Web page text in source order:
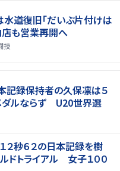
水道復旧「だいぶ片付けは
店も営業再開へ
技
記録保持者の久保凛は５
ダルならず U20世界選
２秒６２の日本記録を樹
トライアル 女子１００